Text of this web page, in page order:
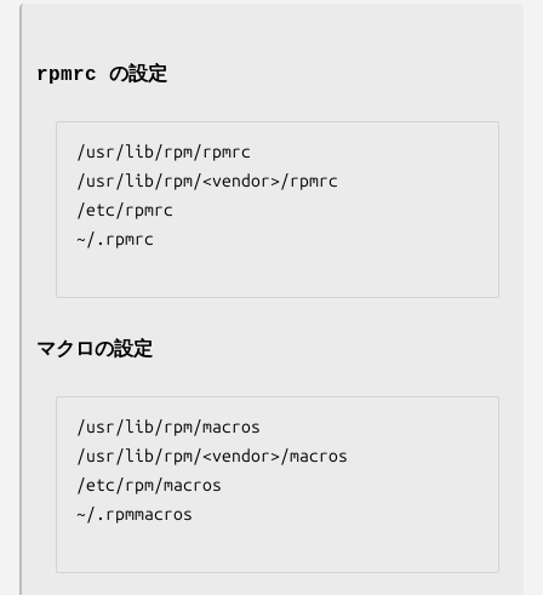
rpmrc の設定
/usr/lib/rpm/rpmrc
/usr/lib/rpm/<vendor>/rpmrc
/etc/rpmrc
~/.rpmrc
マクロの設定
/usr/lib/rpm/macros
/usr/lib/rpm/<vendor>/macros
/etc/rpm/macros
~/.rpmmacros